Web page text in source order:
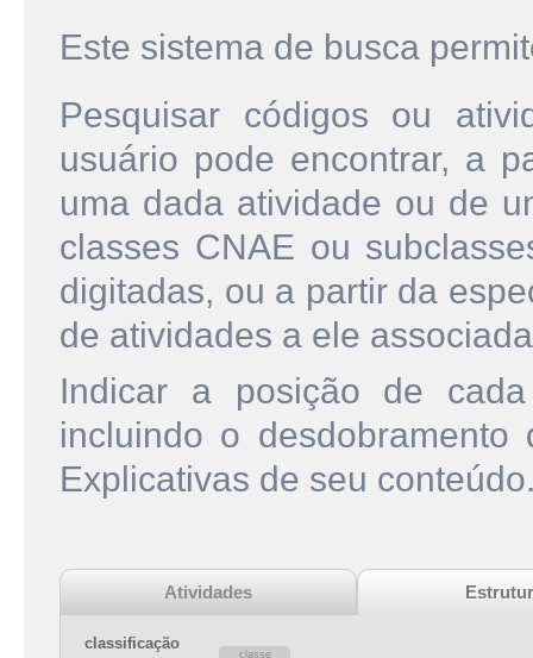
Este sistema de busca
Pesquisar códigos ou
usuário pode encontrar, a
uma dada atividade ou de
classes CNAE ou
digitadas, ou a partir da
de atividades a ele
Indicar a posição de
incluindo o
Explicativas de seu
Atividades
classificação